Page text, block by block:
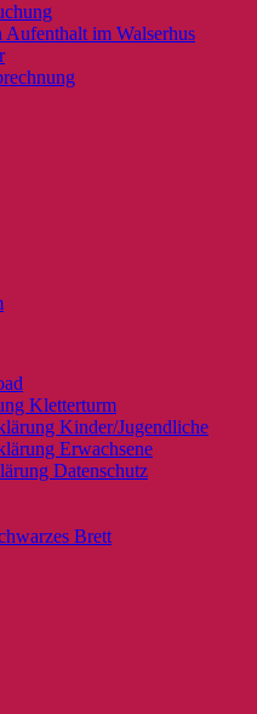
im Walserhus
Kletterturm
Kinder/Jugendliche
Erwachsene
Datenschutz
Brett